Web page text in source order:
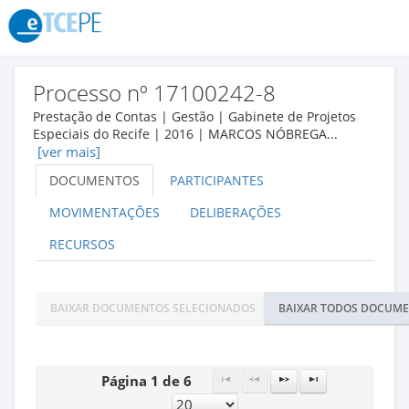
Processo nº 17100242-8
Prestação de Contas | Gestão | Gabinete de Projetos
Especiais do Recife | 2016 | MARCOS NÓBREGA...
[ver mais]
DOCUMENTOS
PARTICIPANTES
MOVIMENTAÇÕES
DELIBERAÇÕES
RECURSOS
BAIXAR DOCUMENTOS SELECIONADOS BAIXAR TODOS
Página 1 de 6